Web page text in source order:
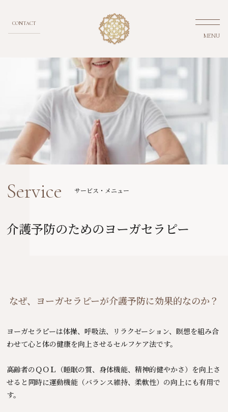
MENU
CONTACT
Service サービス・メニュー
介護予防のためのヨーガセラピー
なぜ、ヨーガセラピーが介護予防に効果的なのか？
ヨーガセラピーは体操、呼吸法、リラクゼーション、瞑想を組み合
わせて心と体の健康を向上させるセルフケア法です。
高齢者のＱＯＬ（睡眠の質、身体機能、精神的健やかさ） を向上さ
せると同時に運動機能（バランス維持、柔軟性）の向上にも有用で
す。